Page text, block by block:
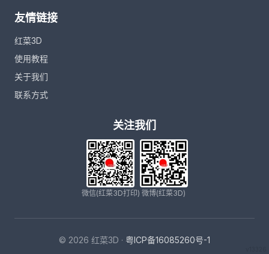
友情链接
红菜3D
使用教程
关于我们
联系方式
关注我们
微信(红菜3D打印) 微博(红菜3D)
© 2026 红菜3D · 粤ICP备16085260号-1